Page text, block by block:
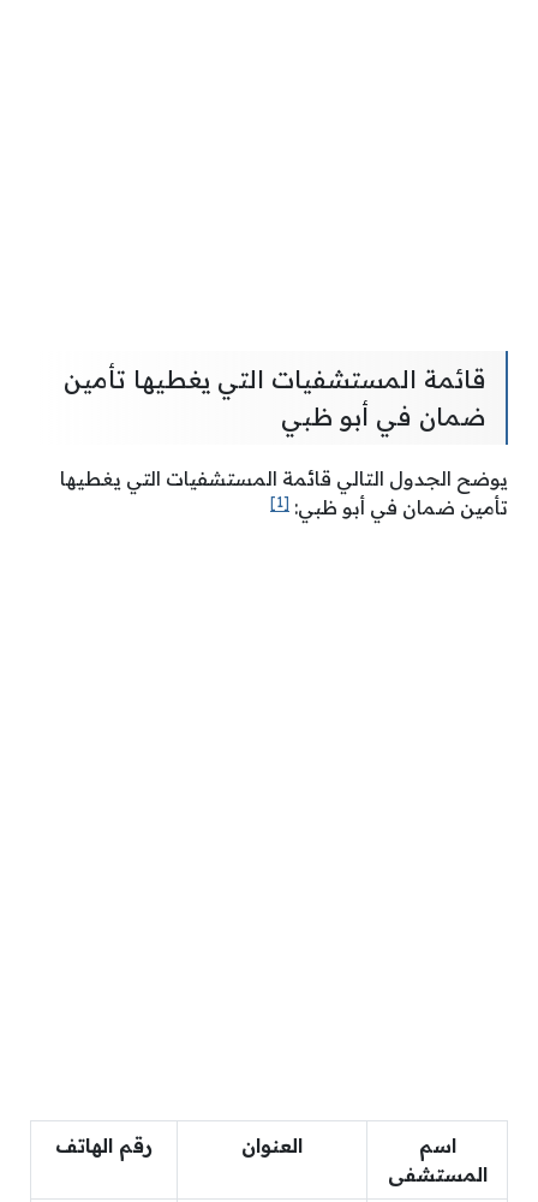
قائمة المستشفيات التي يغطيها تأمين
ضمان في أبو ظبي
يوضح الجدول التالي قائمة المستشفيات التي يغطيها
تأمين ضمان في أبو ظبي: [1]
اسم
المستشفى
العنوان رقم الهاتف